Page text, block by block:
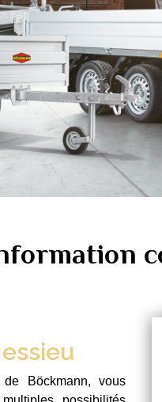
Böckmann, vous